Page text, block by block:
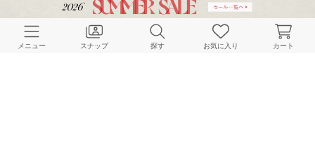
CUSTOMER SERVICE
メニュー スナップ 探す お気に入り カート